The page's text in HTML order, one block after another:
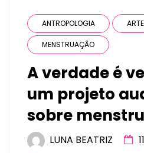
ANTROPOLOGIA ARTE
MENSTRUAÇÃO
A verdade é
um projeto
sobre
LUNA BEATRIZ